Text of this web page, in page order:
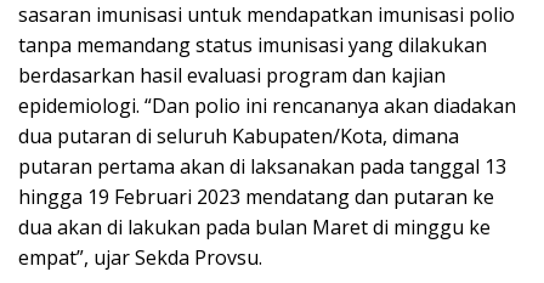
sasaran imunisasi untuk mendapatkan imunisasi polio
tanpa memandang status imunisasi yang dilakukan
berdasarkan hasil evaluasi program dan kajian
epidemiologi. “Dan polio ini rencananya akan diadakan
dua putaran di seluruh Kabupaten/Kota, dimana
putaran pertama akan di laksanakan pada tanggal 13
hingga 19 Februari 2023 mendatang dan putaran ke
dua akan di lakukan pada bulan Maret di minggu ke
empat”, ujar Sekda Provsu.